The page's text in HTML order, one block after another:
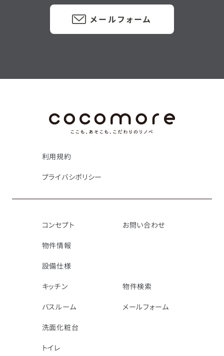
メールフォーム
利用規約
プライバシポリシー
コンセプト
物件情報
設備仕様
お問い合わせ
キッチン
バスルーム
洗面化粧台
トイレ
物件検索
メールフォーム